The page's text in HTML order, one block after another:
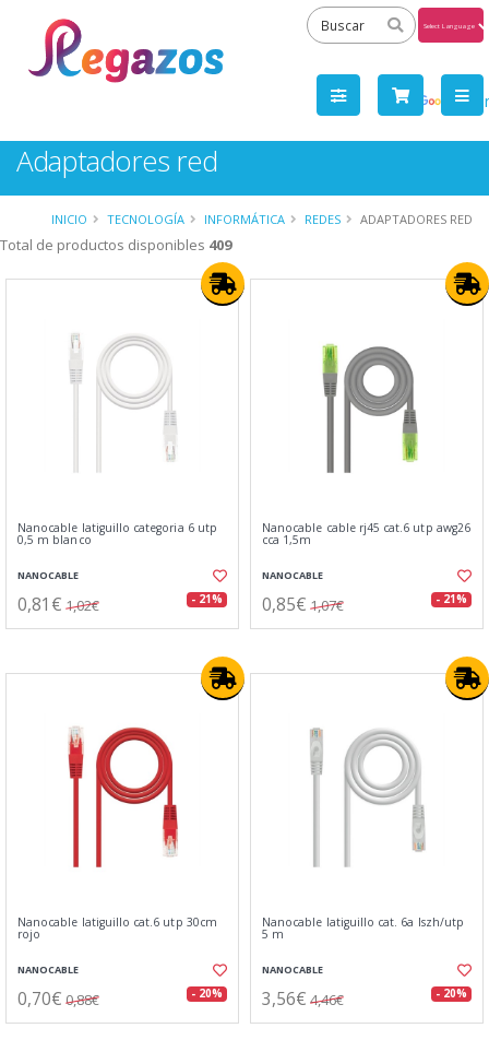
by
Adaptadores red
INICIO TECNOLOGÍA INFORMÁTICA REDES ADAPTADORES RED
Total de productos disponibles 409
Nanocable latiguillo categoria 6 utp
0,5 m blanco
NANOCABLE
0,81€ 1,02€ - 21%
Nanocable cable rj45 cat.6 utp awg26
cca 1,5m
NANOCABLE
0,85€ 1,07€ - 21%
Nanocable latiguillo cat.6 utp 30cm
rojo
NANOCABLE
0,70€ 0,88€ - 20%
Nanocable latiguillo cat. 6a lszh/utp
5 m
NANOCABLE
3,56€ 4,46€ - 20%